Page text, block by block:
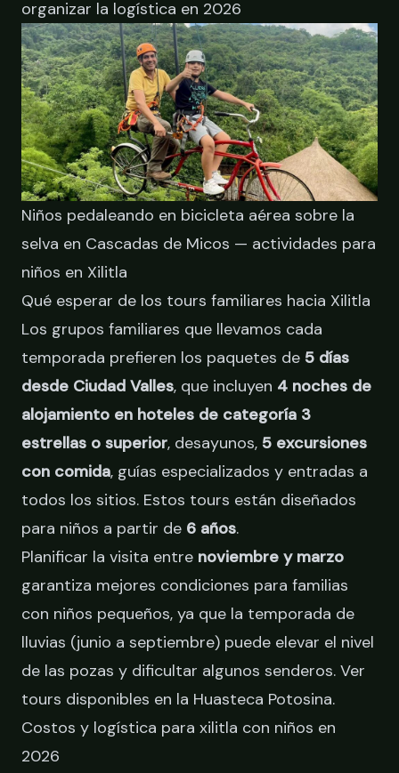
organizar la logística en 2026
Niños pedaleando en bicicleta aérea sobre la
selva en Cascadas de Micos — actividades para
niños en Xilitla
Qué esperar de los tours familiares hacia Xilitla
Los grupos familiares que llevamos cada
temporada prefieren los paquetes de 5 días
desde Ciudad Valles, que incluyen 4 noches de
alojamiento en hoteles de categoría 3
estrellas o superior, desayunos, 5 excursiones
con comida, guías especializados y entradas a
todos los sitios. Estos tours están diseñados
para niños a partir de 6 años.
Planificar la visita entre noviembre y marzo
garantiza mejores condiciones para familias
con niños pequeños, ya que la temporada de
lluvias (junio a septiembre) puede elevar el nivel
de las pozas y dificultar algunos senderos. Ver
tours disponibles en la Huasteca Potosina.
Costos y logística para xilitla con niños en
2026